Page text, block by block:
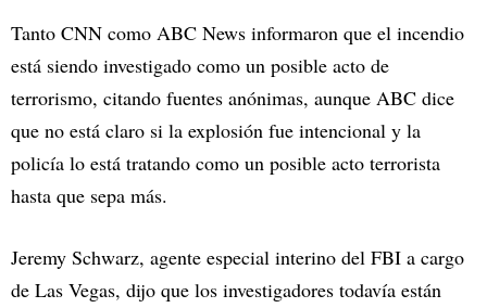
Tanto CNN como ABC News informaron que el incendio
está siendo investigado como un posible acto de
terrorismo, citando fuentes anónimas, aunque ABC dice
que no está claro si la explosión fue intencional y la
policía lo está tratando como un posible acto terrorista
hasta que sepa más.
Jeremy Schwarz, agente especial interino del FBI a cargo
de Las Vegas, dijo que los investigadores todavía están